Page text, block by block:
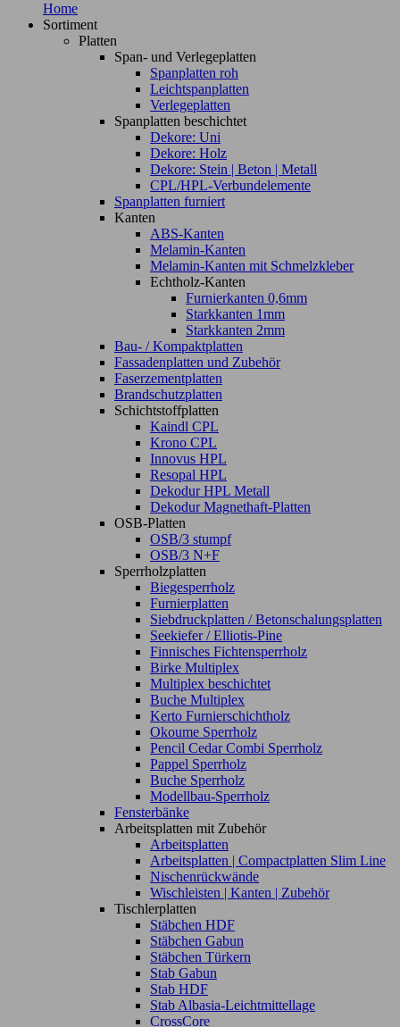
Home
Sortiment
Platten
Span- und Verlegeplatten
Spanplatten roh
Leichtspanplatten
Verlegeplatten
Spanplatten beschichtet
Dekore: Uni
Dekore: Holz
Dekore: Stein | Beton | Metall
CPL/HPL-Verbundelemente
Spanplatten furniert
Kanten
ABS-Kanten
Melamin-Kanten
Melamin-Kanten mit Schmelzkleber
Echtholz-Kanten
Furnierkanten 0,6mm
Starkkanten 1mm
Starkkanten 2mm
Bau- / Kompaktplatten
Fassadenplatten und Zubehör
Faserzementplatten
Brandschutzplatten
Schichtstoffplatten
Kaindl CPL
Krono CPL
Innovus HPL
Resopal HPL
Dekodur HPL Metall
Dekodur Magnethaft-Platten
OSB-Platten
OSB/3 stumpf
OSB/3 N+F
Sperrholzplatten
Biegesperrholz
Furnierplatten
Siebdruckplatten / Betonschalungsplatten
Seekiefer / Elliotis-Pine
Finnisches Fichtensperrholz
Birke Multiplex
Multiplex beschichtet
Buche Multiplex
Kerto Furnierschichtholz
Okoume Sperrholz
Pencil Cedar Combi Sperrholz
Pappel Sperrholz
Buche Sperrholz
Modellbau-Sperrholz
Fensterbänke
Arbeitsplatten mit Zubehör
Arbeitsplatten
Arbeitsplatten | Compactplatten Slim Line
Nischenrückwände
Wischleisten | Kanten | Zubehör
Tischlerplatten
Stäbchen HDF
Stäbchen Gabun
Stäbchen Türkern
Stab Gabun
Stab HDF
Stab Albasia-Leichtmittellage
CrossCore